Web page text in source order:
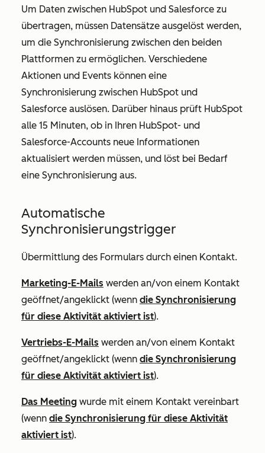
Um Daten zwischen HubSpot und Salesforce zu
übertragen, müssen Datensätze ausgelöst werden,
um die Synchronisierung zwischen den beiden
Plattformen zu ermöglichen. Verschiedene
Aktionen und Events können eine
Synchronisierung zwischen HubSpot und
Salesforce auslösen. Darüber hinaus prüft HubSpot
alle 15 Minuten, ob in Ihren HubSpot- und
Salesforce-Accounts neue Informationen
aktualisiert werden müssen, und löst bei Bedarf
eine Synchronisierung aus.
Automatische
Synchronisierungstrigger
Übermittlung des Formulars durch einen Kontakt.
Marketing-E-Mails werden an/von einem Kontakt
geöffnet/angeklickt (wenn die Synchronisierung
für diese Aktivität aktiviert ist).
Vertriebs-E-Mails werden an/von einem Kontakt
geöffnet/angeklickt (wenn die Synchronisierung
für diese Aktivität aktiviert ist).
Das Meeting wurde mit einem Kontakt vereinbart
(wenn die Synchronisierung für diese Aktivität
aktiviert ist).